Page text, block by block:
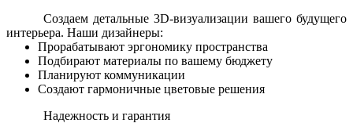
Создаем детальные 3D-визуализации вашего будущего
интерьера. Наши дизайнеры:
Прорабатывают эргономику пространства
Подбирают материалы по вашему бюджету
Планируют коммуникации
Создают гармоничные цветовые решения
Надежность и гарантия